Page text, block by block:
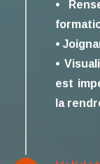
•
•
•
est
la